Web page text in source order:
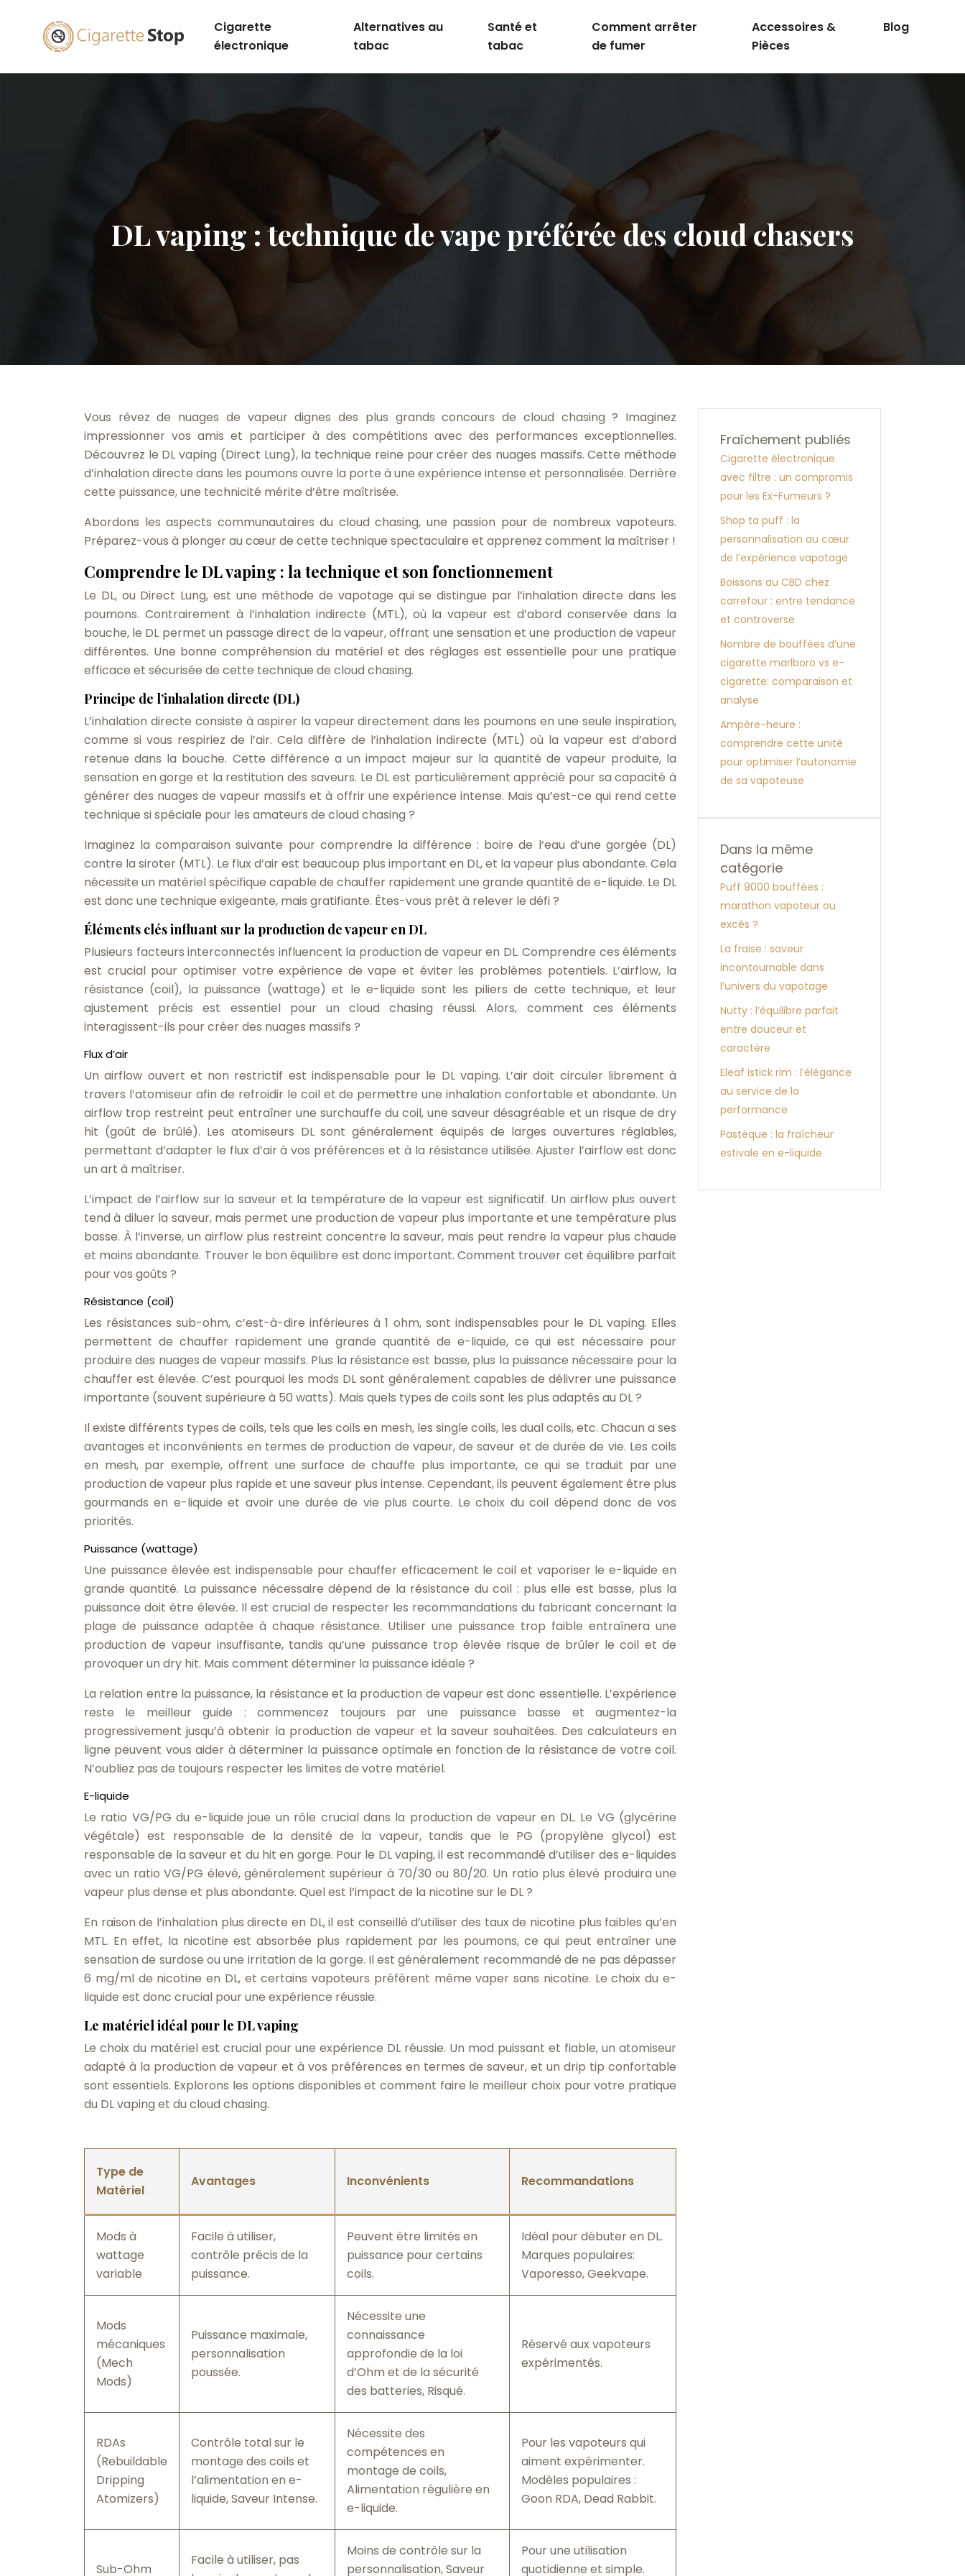
Cigarette
électronique
Alternatives au
tabac
Santé et
tabac
Comment arrêter
de fumer
Accessoires &
Pièces
Blog
DL vaping : technique de vape préférée des cloud chasers
Vous rêvez de nuages de vapeur dignes des plus grands concours de cloud chasing ? Imaginez
impressionner vos amis et participer à des compétitions avec des performances exceptionnelles.
Découvrez le DL vaping (Direct Lung), la technique reine pour créer des nuages massifs. Cette méthode
d’inhalation directe dans les poumons ouvre la porte à une expérience intense et personnalisée. Derrière
cette puissance, une technicité mérite d’être maîtrisée.
Abordons les aspects communautaires du cloud chasing, une passion pour de nombreux vapoteurs.
Préparez-vous à plonger au cœur de cette technique spectaculaire et apprenez comment la maîtriser !
Comprendre le DL vaping : la technique et son fonctionnement
Le DL, ou Direct Lung, est une méthode de vapotage qui se distingue par l’inhalation directe dans les
poumons. Contrairement à l’inhalation indirecte (MTL), où la vapeur est d’abord conservée dans la
bouche, le DL permet un passage direct de la vapeur, offrant une sensation et une production de vapeur
différentes. Une bonne compréhension du matériel et des réglages est essentielle pour une pratique
efficace et sécurisée de cette technique de cloud chasing.
Principe de l’inhalation directe (DL)
L’inhalation directe consiste à aspirer la vapeur directement dans les poumons en une seule inspiration,
comme si vous respiriez de l’air. Cela diffère de l’inhalation indirecte (MTL) où la vapeur est d’abord
retenue dans la bouche. Cette différence a un impact majeur sur la quantité de vapeur produite, la
sensation en gorge et la restitution des saveurs. Le DL est particulièrement apprécié pour sa capacité à
générer des nuages de vapeur massifs et à offrir une expérience intense. Mais qu’est-ce qui rend cette
technique si spéciale pour les amateurs de cloud chasing ?
Imaginez la comparaison suivante pour comprendre la différence : boire de l’eau d’une gorgée (DL)
contre la siroter (MTL). Le flux d’air est beaucoup plus important en DL, et la vapeur plus abondante. Cela
nécessite un matériel spécifique capable de chauffer rapidement une grande quantité de e-liquide. Le DL
est donc une technique exigeante, mais gratifiante. Êtes-vous prêt à relever le défi ?
Éléments clés influant sur la production de vapeur en DL
Plusieurs facteurs interconnectés influencent la production de vapeur en DL. Comprendre ces éléments
est crucial pour optimiser votre expérience de vape et éviter les problèmes potentiels. L’airflow, la
résistance (coil), la puissance (wattage) et le e-liquide sont les piliers de cette technique, et leur
ajustement précis est essentiel pour un cloud chasing réussi. Alors, comment ces éléments
interagissent-ils pour créer des nuages massifs ?
Flux d’air
Un airflow ouvert et non restrictif est indispensable pour le DL vaping. L’air doit circuler librement à
travers l’atomiseur afin de refroidir le coil et de permettre une inhalation confortable et abondante. Un
airflow trop restreint peut entraîner une surchauffe du coil, une saveur désagréable et un risque de dry
hit (goût de brûlé). Les atomiseurs DL sont généralement équipés de larges ouvertures réglables,
permettant d’adapter le flux d’air à vos préférences et à la résistance utilisée. Ajuster l’airflow est donc
un art à maîtriser.
L’impact de l’airflow sur la saveur et la température de la vapeur est significatif. Un airflow plus ouvert
tend à diluer la saveur, mais permet une production de vapeur plus importante et une température plus
basse. À l’inverse, un airflow plus restreint concentre la saveur, mais peut rendre la vapeur plus chaude
et moins abondante. Trouver le bon équilibre est donc important. Comment trouver cet équilibre parfait
pour vos goûts ?
Résistance (coil)
Les résistances sub-ohm, c’est-à-dire inférieures à 1 ohm, sont indispensables pour le DL vaping. Elles
permettent de chauffer rapidement une grande quantité de e-liquide, ce qui est nécessaire pour
produire des nuages de vapeur massifs. Plus la résistance est basse, plus la puissance nécessaire pour la
chauffer est élevée. C’est pourquoi les mods DL sont généralement capables de délivrer une puissance
importante (souvent supérieure à 50 watts). Mais quels types de coils sont les plus adaptés au DL ?
Il existe différents types de coils, tels que les coils en mesh, les single coils, les dual coils, etc. Chacun a ses
avantages et inconvénients en termes de production de vapeur, de saveur et de durée de vie. Les coils
en mesh, par exemple, offrent une surface de chauffe plus importante, ce qui se traduit par une
production de vapeur plus rapide et une saveur plus intense. Cependant, ils peuvent également être plus
gourmands en e-liquide et avoir une durée de vie plus courte. Le choix du coil dépend donc de vos
priorités.
Puissance (wattage)
Une puissance élevée est indispensable pour chauffer efficacement le coil et vaporiser le e-liquide en
grande quantité. La puissance nécessaire dépend de la résistance du coil : plus elle est basse, plus la
puissance doit être élevée. Il est crucial de respecter les recommandations du fabricant concernant la
plage de puissance adaptée à chaque résistance. Utiliser une puissance trop faible entraînera une
production de vapeur insuffisante, tandis qu’une puissance trop élevée risque de brûler le coil et de
provoquer un dry hit. Mais comment déterminer la puissance idéale ?
La relation entre la puissance, la résistance et la production de vapeur est donc essentielle. L’expérience
reste le meilleur guide : commencez toujours par une puissance basse et augmentez-la
progressivement jusqu’à obtenir la production de vapeur et la saveur souhaitées. Des calculateurs en
ligne peuvent vous aider à déterminer la puissance optimale en fonction de la résistance de votre coil.
N’oubliez pas de toujours respecter les limites de votre matériel.
E-liquide
Le ratio VG/PG du e-liquide joue un rôle crucial dans la production de vapeur en DL. Le VG (glycérine
végétale) est responsable de la densité de la vapeur, tandis que le PG (propylène glycol) est
responsable de la saveur et du hit en gorge. Pour le DL vaping, il est recommandé d’utiliser des e-liquides
avec un ratio VG/PG élevé, généralement supérieur à 70/30 ou 80/20. Un ratio plus élevé produira une
vapeur plus dense et plus abondante. Quel est l’impact de la nicotine sur le DL ?
En raison de l’inhalation plus directe en DL, il est conseillé d’utiliser des taux de nicotine plus faibles qu’en
MTL. En effet, la nicotine est absorbée plus rapidement par les poumons, ce qui peut entraîner une
sensation de surdose ou une irritation de la gorge. Il est généralement recommandé de ne pas dépasser
6 mg/ml de nicotine en DL, et certains vapoteurs préfèrent même vaper sans nicotine. Le choix du e-
liquide est donc crucial pour une expérience réussie.
Le matériel idéal pour le DL vaping
Le choix du matériel est crucial pour une expérience DL réussie. Un mod puissant et fiable, un atomiseur
adapté à la production de vapeur et à vos préférences en termes de saveur, et un drip tip confortable
sont essentiels. Explorons les options disponibles et comment faire le meilleur choix pour votre pratique
du DL vaping et du cloud chasing.
Type de
Matériel
Avantages Inconvénients Recommandations
Mods à
wattage
variable
Facile à utiliser,
contrôle précis de la
puissance.
Peuvent être limités en
puissance pour certains
coils.
Idéal pour débuter en DL.
Marques populaires:
Vaporesso, Geekvape.
Mods
mécaniques
(Mech
Mods)
Puissance maximale,
personnalisation
poussée.
Nécessite une
connaissance
approfondie de la loi
d’Ohm et de la sécurité
des batteries, Risqué.
Réservé aux vapoteurs
expérimentés.
RDAs
(Rebuildable
Dripping
Atomizers)
Contrôle total sur le
montage des coils et
l’alimentation en e-
liquide, Saveur Intense.
Nécessite des
compétences en
montage de coils,
Alimentation régulière en
e-liquide.
Pour les vapoteurs qui
aiment expérimenter.
Modèles populaires :
Goon RDA, Dead Rabbit.
Sub-Ohm
Facile à utiliser, pas
Moins de contrôle sur la
personnalisation, Saveur
Pour une utilisation
quotidienne et simple.
Fraîchement publiés
Cigarette électronique
avec filtre : un compromis
pour les Ex-Fumeurs ?
Shop ta puff : la
personnalisation au cœur
de l’expérience vapotage
Boissons au CBD chez
carrefour : entre tendance
et controverse
Nombre de bouffées d’une
cigarette marlboro vs e-
cigarette: comparaison et
analyse
Ampère-heure :
comprendre cette unité
pour optimiser l’autonomie
de sa vapoteuse
Dans la même
catégorie
Puff 9000 bouffées :
marathon vapoteur ou
excès ?
La fraise : saveur
incontournable dans
l’univers du vapotage
Nutty : l’équilibre parfait
entre douceur et
caractère
Eleaf istick rim : l’élégance
au service de la
performance
Pastèque : la fraîcheur
estivale en e-liquide